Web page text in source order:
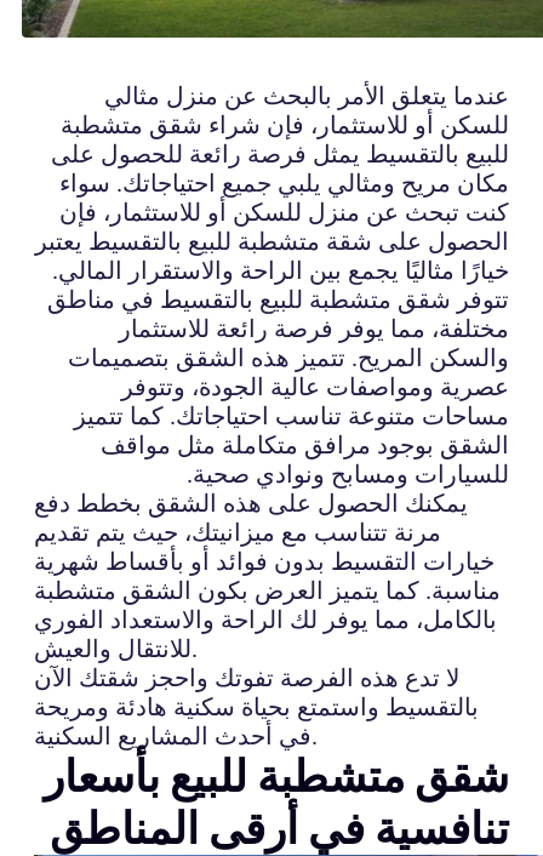
عندما يتعلق الأمر بالبحث عن منزل مثالي
للسكن أو للاستثمار، فإن شراء شقق متشطبة
للبيع بالتقسيط يمثل فرصة رائعة للحصول على
مكان مريح ومثالي يلبي جميع احتياجاتك. سواء
كنت تبحث عن منزل للسكن أو للاستثمار، فإن
الحصول على شقة متشطبة للبيع بالتقسيط يعتبر
خيارًا مثاليًا يجمع بين الراحة والاستقرار المالي.
تتوفر شقق متشطبة للبيع بالتقسيط في مناطق
مختلفة، مما يوفر فرصة رائعة للاستثمار
والسكن المريح. تتميز هذه الشقق بتصميمات
عصرية ومواصفات عالية الجودة، وتتوفر
مساحات متنوعة تناسب احتياجاتك. كما تتميز
الشقق بوجود مرافق متكاملة مثل مواقف
للسيارات ومسابح ونوادي صحية.
يمكنك الحصول على هذه الشقق بخطط دفع
مرنة تتناسب مع ميزانيتك، حيث يتم تقديم
خيارات التقسيط بدون فوائد أو بأقساط شهرية
مناسبة. كما يتميز العرض بكون الشقق متشطبة
بالكامل، مما يوفر لك الراحة والاستعداد الفوري
للانتقال والعيش.
لا تدع هذه الفرصة تفوتك واحجز شقتك الآن
بالتقسيط واستمتع بحياة سكنية هادئة ومريحة
في أحدث المشاريع السكنية.
شقق متشطبة للبيع بأسعار
تنافسية في أرقى المناطق